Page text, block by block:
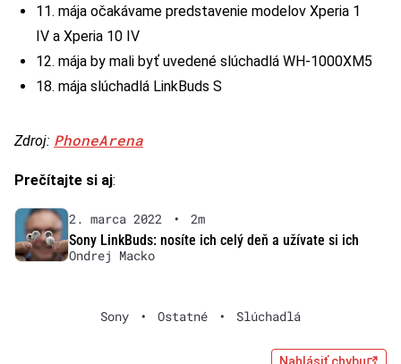
11. mája očakávame predstavenie modelov Xperia 1
IV a Xperia 10 IV
12. mája by mali byť uvedené slúchadlá WH-1000XM5
18. mája slúchadlá LinkBuds S
Zdroj: PhoneArena
Prečítajte si aj:
2. marca 2022 •
2m
Sony LinkBuds: nosíte ich celý deň a užívate si ich
Ondrej Macko
Sony • Ostatné • Slúchadlá